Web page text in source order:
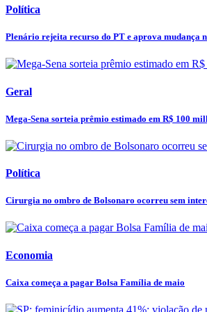
Política
Plenário rejeita recurso do PT e aprova mudança
Geral
Mega-Sena sorteia prêmio estimado em R$ 100
Política
Cirurgia no ombro de Bolsonaro ocorreu sem
Economia
Caixa começa a pagar Bolsa Família de maio